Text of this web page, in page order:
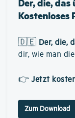
Kostenloses
🇩🇪 Der, die,
dir, wie man
👉 Jetzt
Zum Download